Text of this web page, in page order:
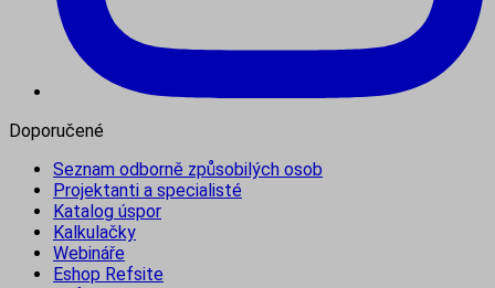
Doporučené
Seznam odborně způsobilých osob
Projektanti a specialisté
Katalog úspor
Kalkulačky
Webináře
Eshop Refsite